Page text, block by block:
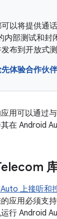
以将提供通
内部测试和封
布到开放式
先体验合作伙
用可以通过与
在 Android
上接听和
应用必须支
行 Android